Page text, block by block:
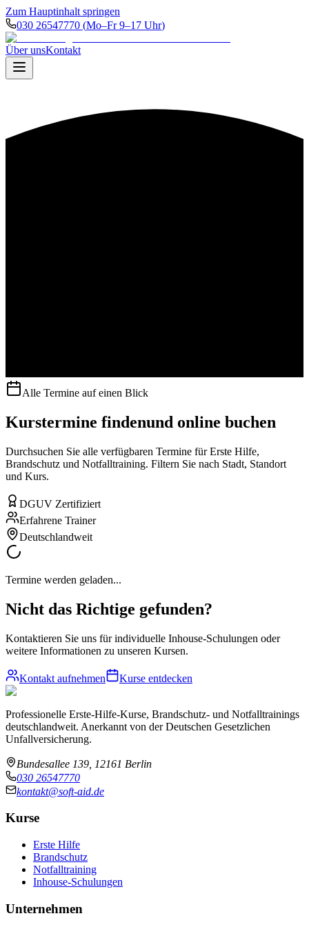
Zum Hauptinhalt springen
030 26547770 (Mo–Fr 9–17 Uhr)
Über unsKontakt
Alle Termine auf einen Blick
Kurstermine findenund online buchen
Durchsuchen Sie alle verfügbaren Termine für Erste Hilfe,
Brandschutz und Notfalltraining. Filtern Sie nach Stadt, Standort
und Kurs.
DGUV Zertifiziert
Erfahrene Trainer
Deutschlandweit
Termine werden geladen...
Nicht das Richtige gefunden?
Kontaktieren Sie uns für individuelle Inhouse-Schulungen oder
weitere Informationen zu unseren Kursen.
Kontakt aufnehmen Kurse entdecken
Professionelle Erste-Hilfe-Kurse, Brandschutz- und Notfalltrainings
deutschlandweit. Anerkannt von der Deutschen Gesetzlichen
Unfallversicherung.
Bundesallee 139, 12161 Berlin
030 26547770
kontakt@soft-aid.de
Kurse
Erste Hilfe
Brandschutz
Notfalltraining
Inhouse-Schulungen
Unternehmen